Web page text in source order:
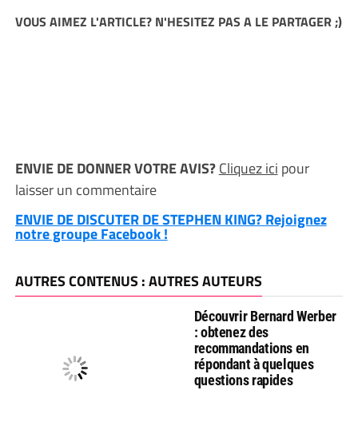
VOUS AIMEZ L'ARTICLE? N'HESITEZ PAS A LE PARTAGER ;)
ENVIE DE DONNER VOTRE AVIS?Cliquez ici pour
laisser un commentaire
ENVIE DE DISCUTER DE STEPHEN KING? Rejoignez
notre groupe Facebook !
AUTRES CONTENUS : AUTRES AUTEURS
Découvrir Bernard Werber
: obtenez des
recommandations en
répondant à quelques
questions rapides